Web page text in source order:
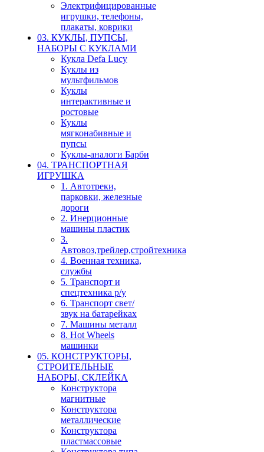
Электрифицированные
игрушки, телефоны,
плакаты, коврики
03. КУКЛЫ, ПУПСЫ,
НАБОРЫ С КУКЛАМИ
Кукла Defa Lucy
Куклы из
мультфильмов
Куклы
интерактивные и
ростовые
Куклы
мягконабивные и
пупсы
Куклы-аналоги Барби
04. ТРАНСПОРТНАЯ
ИГРУШКА
1. Автотреки,
парковки, железные
дороги
2. Инерционные
машины пластик
3.
Автовоз,трейлер,стройтехника
4. Военная техника,
службы
5. Транспорт и
спецтехника р/у
6. Транспорт свет/
звук на батарейках
7. Машины металл
8. Hot Wheels
машинки
05. КОНСТРУКТОРЫ,
СТРОИТЕЛЬНЫЕ
НАБОРЫ, СКЛЕЙКА
Конструктора
магнитные
Конструктора
металлические
Конструктора
пластмассовые